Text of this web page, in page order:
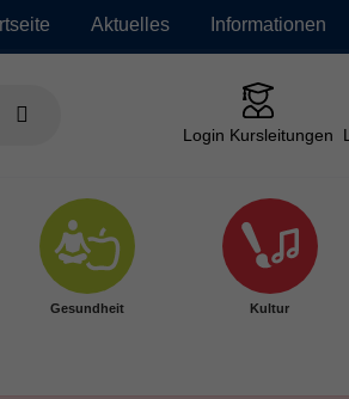
Aktuelles Informationen
Login Kursleitungen
Gesundheit Kultur